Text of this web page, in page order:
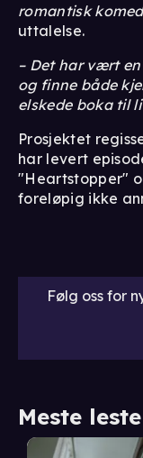
romantisk
uttalelse.
– Det har vært
og finne både
elskede boka til
Prosjektet
har levert
"Heartstopper"
foreløpig ikke
Følg oss for
Meste